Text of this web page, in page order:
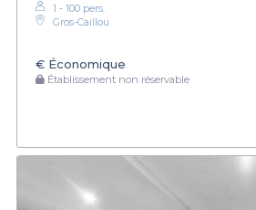
1 - 100 pers.
Gros-Caillou
€ Économique
Établissement non réservable